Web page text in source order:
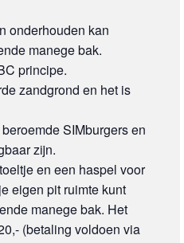
onderhouden kan
manege bak.
principe.
zandgrond en het is
SIMburgers en
zijn.
en een haspel voor
eigen pit ruimte kunt
manege bak. Het
(betaling voldoen via